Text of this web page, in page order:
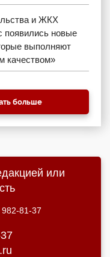
и ЖКХ
появились новые
выполняют
качеством»
больше
или
81-37